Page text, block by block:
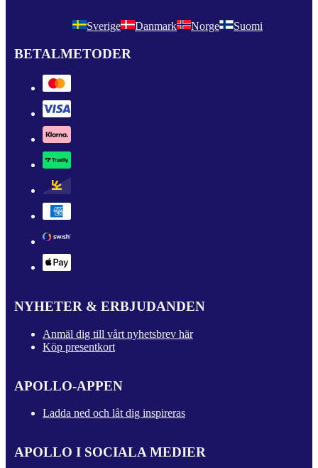
Sverige Danmark Norge Suomi
BETALMETODER
NYHETER & ERBJUDANDEN
Anmäl dig till vårt nyhetsbrev här
Köp presentkort
APOLLO-APPEN
Ladda ned och låt dig inspireras
APOLLO I SOCIALA MEDIER